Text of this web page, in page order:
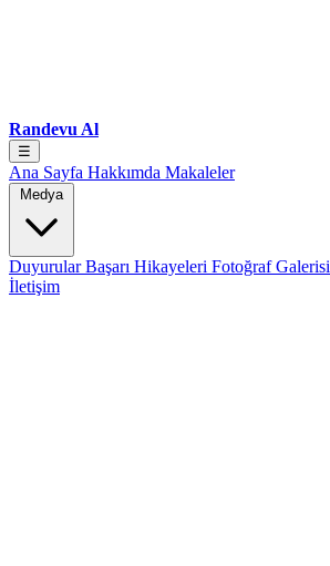
Randevu Al
☰
Ana Sayfa Hakkımda Makaleler
Medya
DuyurularBaşarı Hikayeleri Fotoğraf Galerisi
İletişim